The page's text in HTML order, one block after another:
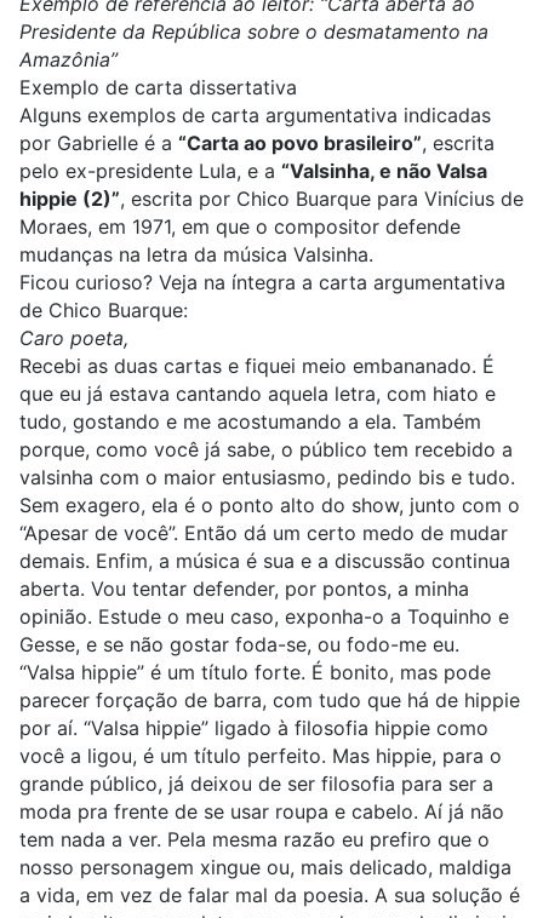
Presidente da República sobre o desmatamento na
Amazônia”
Exemplo de carta dissertativa
Alguns exemplos de carta argumentativa indicadas
por Gabrielle é a “Carta ao povo brasileiro”, escrita
pelo ex-presidente Lula, e a “Valsinha, e não Valsa
hippie (2)”, escrita por Chico Buarque para Vinícius de
Moraes, em 1971, em que o compositor defende
mudanças na letra da música Valsinha.
Ficou curioso? Veja na íntegra a carta argumentativa
de Chico Buarque:
Caro poeta,
Recebi as duas cartas e fiquei meio embananado. É
que eu já estava cantando aquela letra, com hiato e
tudo, gostando e me acostumando a ela. Também
porque, como você já sabe, o público tem recebido a
valsinha com o maior entusiasmo, pedindo bis e tudo.
Sem exagero, ela é o ponto alto do show, junto com o
“Apesar de você”. Então dá um certo medo de mudar
demais. Enfim, a música é sua e a discussão continua
aberta. Vou tentar defender, por pontos, a minha
opinião. Estude o meu caso, exponha-o a Toquinho e
Gesse, e se não gostar foda-se, ou fodo-me eu.
“Valsa hippie” é um título forte. É bonito, mas pode
parecer forçação de barra, com tudo que há de hippie
por aí. “Valsa hippie” ligado à filosofia hippie como
você a ligou, é um título perfeito. Mas hippie, para o
grande público, já deixou de ser filosofia para ser a
moda pra frente de se usar roupa e cabelo. Aí já não
tem nada a ver. Pela mesma razão eu prefiro que o
nosso personagem xingue ou, mais delicado, maldiga
a vida, em vez de falar mal da poesia. A sua solução é